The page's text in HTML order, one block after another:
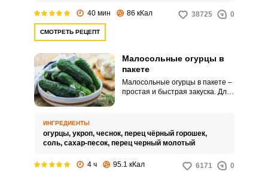
40 мин 86 кКал 38725 0
СМОТРЕТЬ РЕЦЕПТ
Малосольные огурцы в
пакете
Малосольные огурцы в пакете –
простая и быстрая закуска. Для
аппетитнее и просаливаются за
меньшее время.
ИНГРЕДИЕНТЫ
огурцы, укроп, чеснок, перец чёрный горошек,
соль, сахар-песок, перец черный молотый
4 ч 95.1 кКал 6171 0